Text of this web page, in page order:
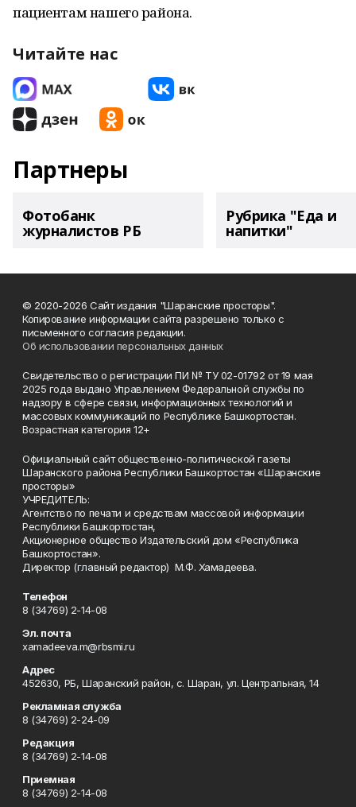
пациентам нашего района.
Читайте нас
Партнеры
Фотобанк
журналистов РБ
Рубрика "Еда и
напитки"
© 2020-2026 Сайт издания "Шаранские просторы".
Копирование информации сайта разрешено только с
письменного согласия редакции.
Об использовании персональных данных
Свидетельство о регистрации ПИ № ТУ 02-01792 от 19 мая
2025 года выдано Управлением Федеральной службы по
надзору в сфере связи, информационных технологий и
массовых коммуникаций по Республике Башкортостан.
Возрастная категория 12+
Официальный сайт общественно-политической газеты
Шаранского района Республики Башкортостан «Шаранские
просторы»
УЧРЕДИТЕЛЬ:
Агентство по печати и средствам массовой информации
Республики Башкортостан,
Акционерное общество Издательский дом «Республика
Башкортостан».
Директор (главный редактор) М.Ф. Хамадеева.
Телефон
8 (34769) 2-14-08
Эл. почта
xamadeeva.m@rbsmi.ru
Адрес
452630, РБ, Шаранский район, с. Шаран, ул. Центральная, 14
Рекламная служба
8 (34769) 2-24-09
Редакция
8 (34769) 2-14-08
Приемная
8 (34769) 2-14-08